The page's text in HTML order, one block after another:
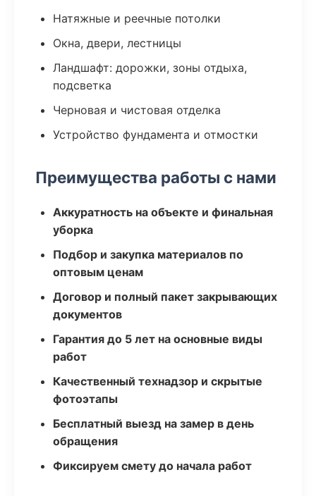
Натяжные и реечные потолки
Окна, двери, лестницы
Ландшафт: дорожки, зоны отдыха,
подсветка
Черновая и чистовая отделка
Устройство фундамента и отмостки
Преимущества работы с нами
Аккуратность на объекте и финальная
уборка
Подбор и закупка материалов по
оптовым ценам
Договор и полный пакет закрывающих
документов
Гарантия до 5 лет на основные виды
работ
Качественный технадзор и скрытые
фотоэтапы
Бесплатный выезд на замер в день
обращения
Фиксируем смету до начала работ